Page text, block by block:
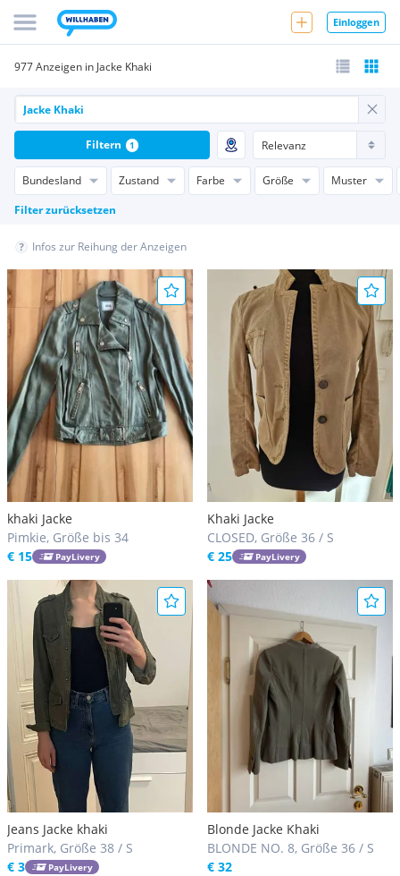
Einloggen
977 Anzeigen in Jacke Khaki
Bundesland Zustand Farbe Größe
Muster
Filter zurücksetzen
Filtern 1
Infos zur Reihung der Anzeigen
khaki Jacke
Pimkie, Größe bis 34
€ 15
PayLivery
Khaki Jacke
CLOSED, Größe 36 / S
€ 25
PayLivery
Jeans Jacke khaki
Primark, Größe 38 / S
€ 3
PayLivery
Blonde Jacke Khaki
BLONDE NO. 8, Größe 36 / S
€ 32